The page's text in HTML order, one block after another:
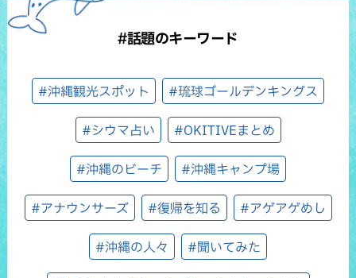
#話題のキーワード
#沖縄観光スポット #琉球ゴールデンキングス
#シウマ占い #OKITIVEまとめ
#沖縄のビーチ #沖縄キャンプ場
#アナウンサーズ #復帰を知る #アゲアゲめし
#沖縄の人々 #聞いてみた